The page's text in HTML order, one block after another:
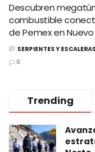
Descubren
combustible
de Pemex en
BY SERPIENTES Y ESCALERAS
0
Trending